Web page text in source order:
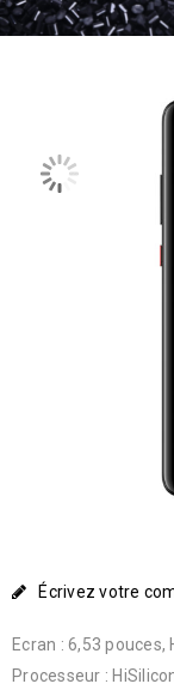
Écrivez votre
Ecran : 6,53 pouces,
Processeur :